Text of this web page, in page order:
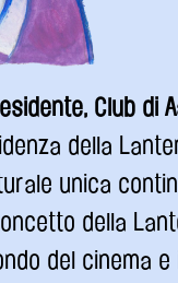
Club di
della
unica
della
del cinema